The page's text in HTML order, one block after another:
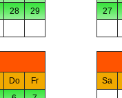
28
29
27
Do
Fr
Sa